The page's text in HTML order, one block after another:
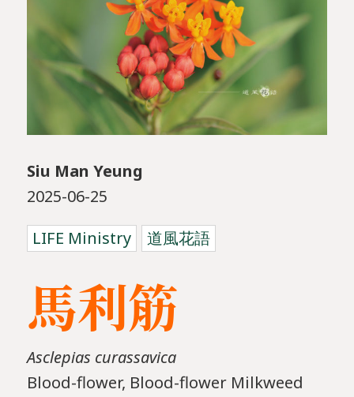
Siu Man Yeung
2025-06-25
LIFE Ministry
道風花語
馬利筋
Asclepias curassavica
Blood-flower, Blood-flower Milkweed